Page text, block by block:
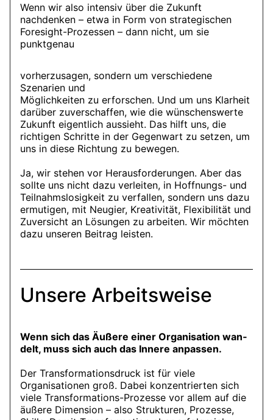
Wenn wir also intensiv über die Zukunft
nachdenken – etwa in Form von strategischen
Foresight-Prozessen – dann nicht, um sie
punktgenau
vorherzusagen, sondern um verschiedene
Szenarien und
Möglichkeiten zu erforschen. Und um uns Klarheit
darüber zuverschaffen, wie die wünschenswerte
Zukunft eigentlich aussieht. Das hilft uns, die
richtigen Schritte in der Gegenwart zu setzen, um
uns in diese Richtung zu bewegen.
Ja, wir stehen vor Herausforderungen. Aber das
sollte uns nicht dazu verleiten, in Hoffnungs- und
Teilnahmslosigkeit zu verfallen, sondern uns dazu
ermutigen, mit Neugier, Kreativität, Flexibilität und
Zuversicht an Lösungen zu arbeiten. Wir möchten
dazu unseren Beitrag leisten.
Unsere Arbeitsweise
Wenn sich das Äu­ße­re ei­ner Or­ga­ni­sa­ti­on wan­
delt, muss sich auch das In­ne­re an­pas­sen.
Der Transformationsdruck ist für viele
Organisationen groß. Dabei konzentrierten sich
viele Transformations-Prozesse vor allem auf die
äußere Dimension – also Strukturen, Prozesse,